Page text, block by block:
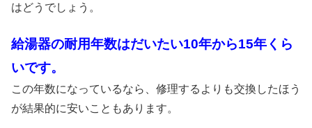
はどうでしょう。
給湯器の耐用年数はだいたい10年から15年くら
いです。
この年数になっているなら、修理するよりも交換したほう
が結果的に安いこともあります。